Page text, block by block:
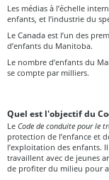
Les médias à l’échelle
enfants, et l’industrie du
Le Canada est l’un des
d’enfants du Manitoba.
Le nombre d’enfants du
se compte par milliers.
Quel est l'objectif du
Le Code de conduite pour le
protection de l’enfance et
l’exploitation des enfants.
travaillent avec de jeunes
de profiter du milieu pour